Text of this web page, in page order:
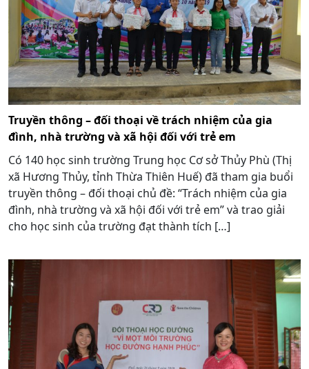
Truyền thông – đối thoại về trách nhiệm của gia
đình, nhà trường và xã hội đối với trẻ em
Có 140 học sinh trường Trung học Cơ sở Thủy Phù (Thị
xã Hương Thủy, tỉnh Thừa Thiên Huế) đã tham gia buổi
truyền thông – đối thoại chủ đề: “Trách nhiệm của gia
đình, nhà trường và xã hội đối với trẻ em” và trao giải
cho học sinh của trường đạt thành tích […]